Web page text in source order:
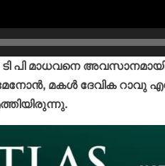
ടി പി മാധവനെ
മകള്‍ ദേവിക റാവു